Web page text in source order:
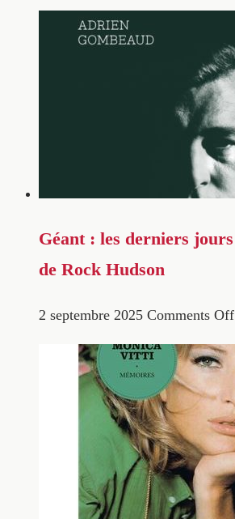
Géant : les derniers jours
de Rock Hudson
2 septembre 2025 Comments Off